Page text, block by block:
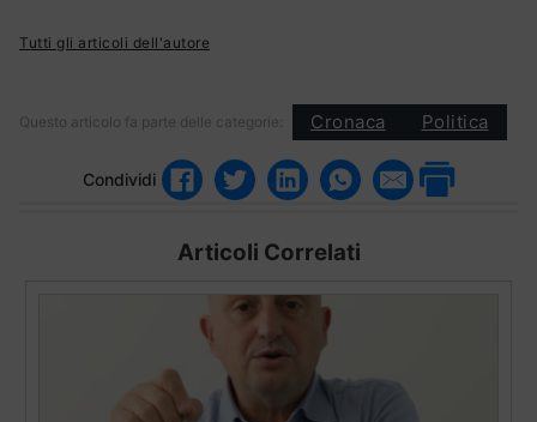
Tutti gli articoli dell'autore
Questo articolo fa parte delle categorie: Cronaca Politica
Condividi
Articoli Correlati